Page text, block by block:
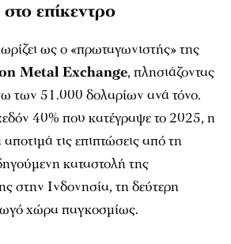
επίκεντρο
ως ο «πρωταγωνιστής» της
Metal Exchange, πλησιάζοντας
των 51.000 δολαρίων ανά τόνο.
40% που κατέγραψε το 2025, η
τις επιπτώσεις από τη
καταστολή της
στην Ινδονησία, τη δεύτερη
χώρα παγκοσμίως.